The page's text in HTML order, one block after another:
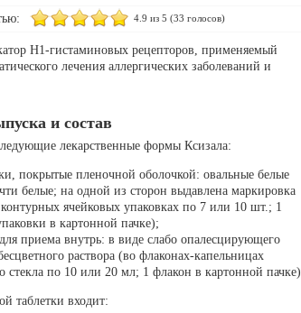
4.9 из 5 (33 голосов)
H1-гистаминовых рецепторов, применяемый
лечения аллергических заболеваний и
и состав
лекарственные формы Ксизала:
покрытые пленочной оболочкой: овальные белые
белые; на одной из сторон выдавлена маркировка
ячейковых упаковках по 7 или 10 шт.; 1
в картонной пачке);
приема внутрь: в виде слабо опалесцирующего
раствора (во флаконах-капельницах
стекла по 10 или 20 мл; 1 флакон в картонной пачке).
таблетки входит: